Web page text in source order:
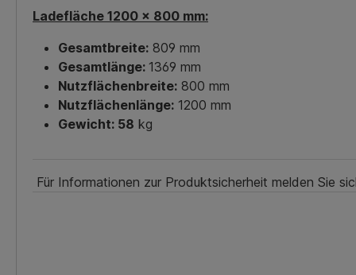
Ladefläche 1200 x 800 mm:
Gesamtbreite: 809 mm
Gesamtlänge: 1369 mm
Nutzflächenbreite: 800 mm
Nutzflächenlänge: 1200 mm
Gewicht: 58 kg
Für Informationen zur Produktsicherheit melden Sie